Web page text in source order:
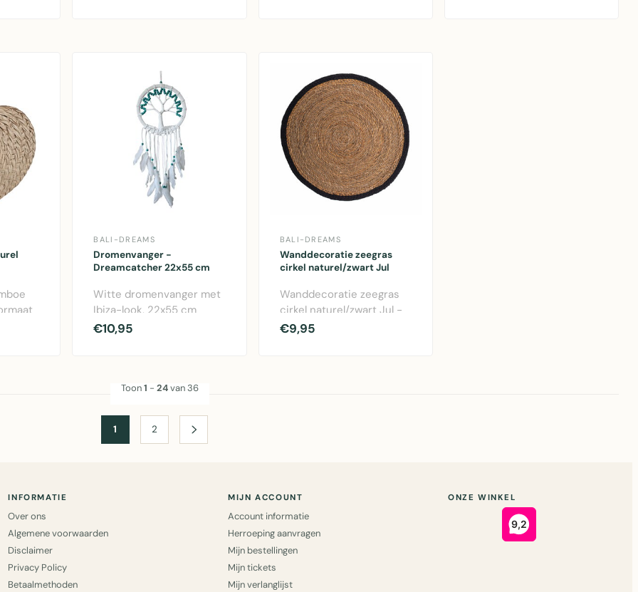
BALI-DREAMS
Dromenvanger -
Dreamcatcher 22x55 cm
Witte dromenvanger met
Ibiza-look, 22x55 cm
groot met veren en kralen
€10,95
BALI-DREAMS
Wanddecoratie zeegras
cirkel naturel/zwart Jul
Wanddecoratie zeegras
cirkel naturel/zwart Jul -
ronde muurdecoratie van
€9,95
Toon1 - 24van 36
1 2
INFORMATIE
Over ons
Algemene voorwaarden
Disclaimer
Privacy Policy
Betaalmethoden
MIJN ACCOUNT
Account informatie
Herroeping aanvragen
Mijn bestellingen
Mijn tickets
Mijn verlanglijst
ONZE WINKEL